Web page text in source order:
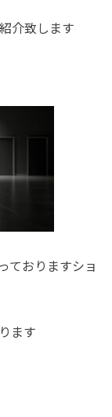
介致します
ておりますショ
ます